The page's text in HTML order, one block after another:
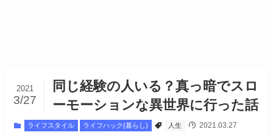
同じ経験の人いる？真っ暗でスロ
ーモーションな異世界に行った話
2021
3/27
ライフスタイル ライフハック(暮らし) 人生 2021.03.27